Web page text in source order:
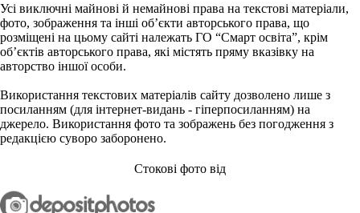
Усі виключні майнові й немайнові права на текстові матеріали,
фото, зображення та інші об’єкти авторського права, що
розміщені на цьому сайті належать ГО “Смарт освіта”, крім
об’єктів авторського права, які містять пряму вказівку на
авторство іншої особи.
Використання текстових матеріалів сайту дозволено лише з
посиланням (для інтернет-видань - гіперпосиланням) на
джерело. Використання фото та зображень без погодження з
редакцією суворо заборонено.
Стокові фото від